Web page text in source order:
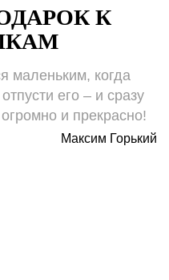
К
маленьким, когда
его – и сразу
и прекрасно!
Максим Горький